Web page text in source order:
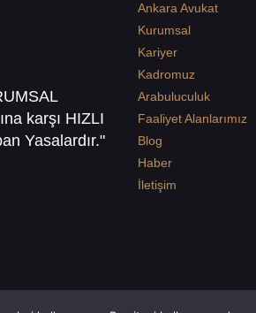
karşı HIZLI
Yasalardır."
Ankara Avukat
Kurumsal
Kariyer
Kadromuz
Arabuluculuk
Faaliyet Alanlarımız
Blog
Haber
İletişim